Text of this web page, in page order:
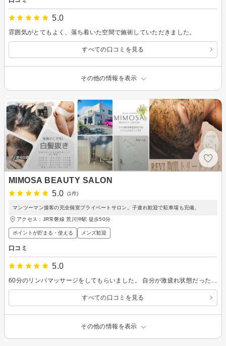
5.0
雰囲気がとてもよく、落ち着いた空間で施術していただきました。
すべての口コミを見る
その他の情報を表示
MIMOSA BEAUTY SALON
5.0
(1件)
マンツーマン接客の完全個室プライベートサロン。子連れ歓迎で駐車場も完備。
アクセス：JR常磐線 荒川沖駅 徒歩50分
ポイントが貯まる・使える メンズ歓迎
口コミ
5.0
すべての口コミを見る
その他の情報を表示